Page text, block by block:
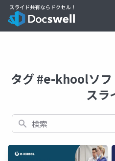
タグ #e-khoolソフ
スラ
検索